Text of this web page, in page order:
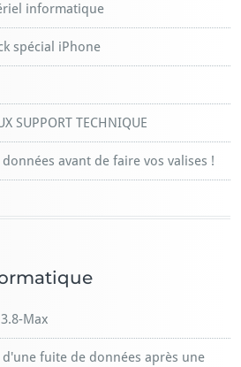
informatique
spécial iPhone
SUPPORT TECHNIQUE
données avant de faire vos valises !
Max
fuite de données après une